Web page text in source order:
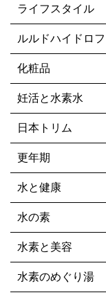
ライフスタイル
ルルドハイドロ
化粧品
妊活と水素水
日本トリム
更年期
水と健康
水の素
水素と美容
水素のめぐり湯